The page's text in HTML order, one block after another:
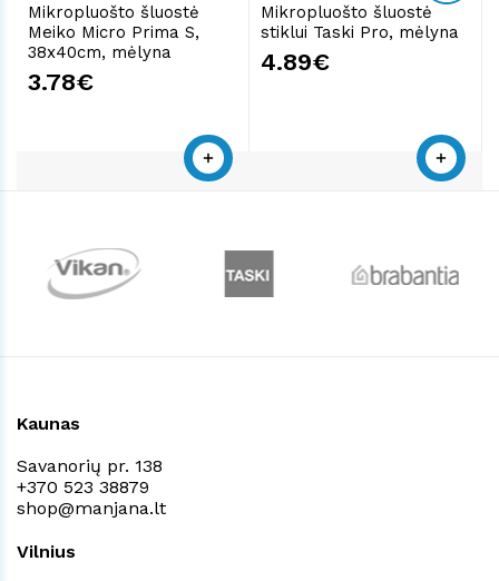
Mikropluošto šluostė
Meiko Micro Prima S,
38x40cm, mėlyna
3.78€
Mikropluošto šluostė
stiklui Taski Pro, mėlyna
4.89€
Kaunas
Savanorių pr. 138
+370 523 38879
shop@manjana.lt
Vilnius